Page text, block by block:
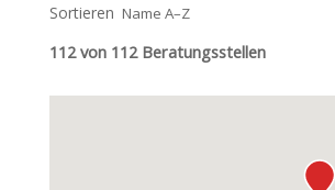
Sortieren
112 von 112 Beratungsstellen